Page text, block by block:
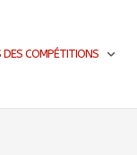
DES COMPÉTITIONS